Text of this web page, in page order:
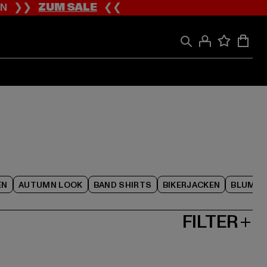
❯❯ZUM SALE❮❮
AUTUMN LOOK BAND SHIRTS BIKERJACKEN
FILTER